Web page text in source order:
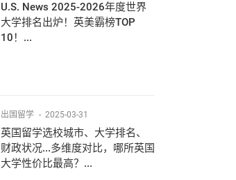
U.S. News 2025-2026年度世界
大学排名出炉！英美霸榜TOP
10！...
出国留学 - 2025-03-31
英国留学选校城市、大学排名、
财政状况...多维度对比，哪所英国
大学性价比最高？...